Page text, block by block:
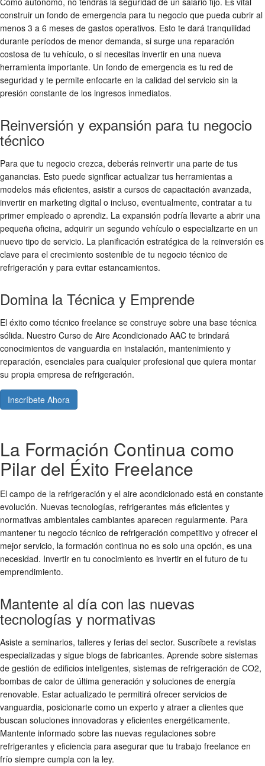
construir un fondo de emergencia para tu negocio que pueda cubrir al
menos 3 a 6 meses de gastos operativos. Esto te dará tranquilidad
durante períodos de menor demanda, si surge una reparación
costosa de tu vehículo, o si necesitas invertir en una nueva
herramienta importante. Un fondo de emergencia es tu red de
seguridad y te permite enfocarte en la calidad del servicio sin la
presión constante de los ingresos inmediatos.
Reinversión y expansión para tu negocio
técnico
Para que tu negocio crezca, deberás reinvertir una parte de tus
ganancias. Esto puede significar actualizar tus herramientas a
modelos más eficientes, asistir a cursos de capacitación avanzada,
invertir en marketing digital o incluso, eventualmente, contratar a tu
primer empleado o aprendiz. La expansión podría llevarte a abrir una
pequeña oficina, adquirir un segundo vehículo o especializarte en un
nuevo tipo de servicio. La planificación estratégica de la reinversión es
clave para el crecimiento sostenible de tu negocio técnico de
refrigeración y para evitar estancamientos.
Domina la Técnica y Emprende
El éxito como técnico freelance se construye sobre una base técnica
sólida. Nuestro Curso de Aire Acondicionado AAC te brindará
conocimientos de vanguardia en instalación, mantenimiento y
reparación, esenciales para cualquier profesional que quiera montar
su propia empresa de refrigeración.
Inscríbete Ahora
La Formación Continua como
Pilar del Éxito Freelance
El campo de la refrigeración y el aire acondicionado está en constante
evolución. Nuevas tecnologías, refrigerantes más eficientes y
normativas ambientales cambiantes aparecen regularmente. Para
mantener tu negocio técnico de refrigeración competitivo y ofrecer el
mejor servicio, la formación continua no es solo una opción, es una
necesidad. Invertir en tu conocimiento es invertir en el futuro de tu
emprendimiento.
Mantente al día con las nuevas
tecnologías y normativas
Asiste a seminarios, talleres y ferias del sector. Suscríbete a revistas
especializadas y sigue blogs de fabricantes. Aprende sobre sistemas
de gestión de edificios inteligentes, sistemas de refrigeración de CO2,
bombas de calor de última generación y soluciones de energía
renovable. Estar actualizado te permitirá ofrecer servicios de
vanguardia, posicionarte como un experto y atraer a clientes que
buscan soluciones innovadoras y eficientes energéticamente.
Mantente informado sobre las nuevas regulaciones sobre
refrigerantes y eficiencia para asegurar que tu trabajo freelance en
frío siempre cumpla con la ley.